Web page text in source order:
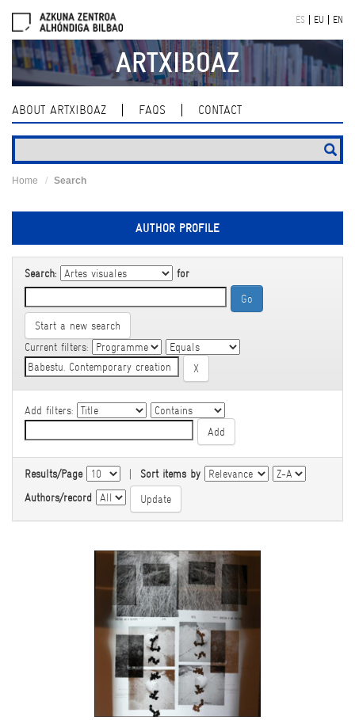
navigation
ES EU EN
ARTXIBOAZ
ABOUT ARTXIBOAZ FAQS CONTACT
Home Search
AUTHOR PROFILE
Search: for
Start a new search
Current filters:
Add filters:
Results/Page | Sort items by
Authors/record